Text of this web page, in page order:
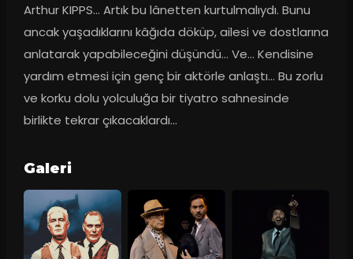
Arthur KIPPS… Artık bu lânetten kurtulmalıydı. Bunu
ancak yaşadıklarını kâğıda döküp, ailesi ve dostlarına
anlatarak yapabileceğini düşündü… Ve… Kendisine
yardım etmesi için genç bir aktörle anlaştı… Bu zorlu
ve korku dolu yolculuğa bir tiyatro sahnesinde
birlikte tekrar çıkacaklardı…
Galeri